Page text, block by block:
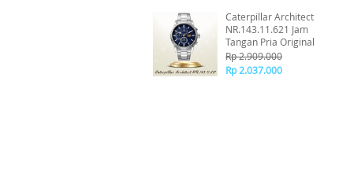
Caterpillar Architect
NR.143.11.621 Jam
Tangan Pria Original
Rp 2.909.000
Rp 2.037.000